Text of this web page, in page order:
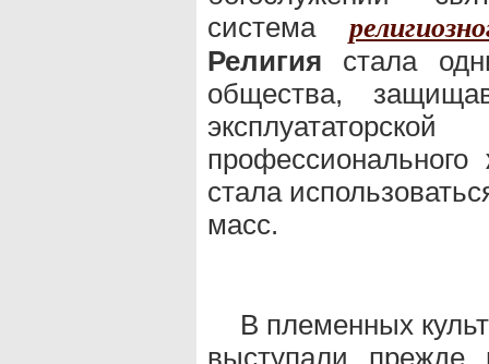
система
Религия стала
общества,
стала
масс.
В племенных
выступали прежде